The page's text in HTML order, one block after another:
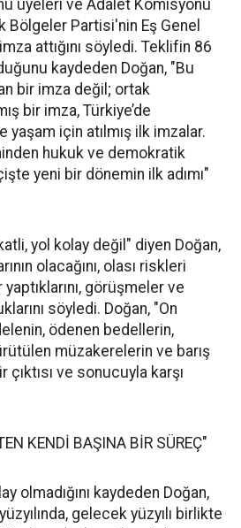
üyeleri ve Adalet Komisyonu
Bölgeler Partisi'nin Eş Genel
attığını söyledi. Teklifin 86
kaydeden Doğan, "Bu
bir imza değil; ortak
bir imza, Türkiye’de
için atılmış ilk imzalar.
hukuk ve demokratik
yeni bir dönemin ilk adımı"
yol kolay değil" diyen Doğan,
olacağını, olası riskleri
görüşmeler ve
söyledi. Doğan, "On
ödenen bedellerin,
müzakerelerin ve barış
çıktısı ve sonucuyla karşı
KENDİ BAŞINA BİR SÜREÇ"
olmadığını kaydeden Doğan,
gelecek yüzyılı birlikte